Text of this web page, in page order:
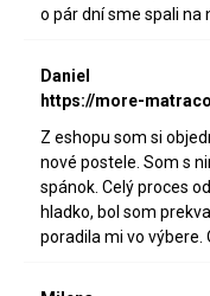
o pár dní sme spali na
Daniel
https://more-
Z eshopu som si
nové postele. Som s
spánok. Celý proces
hladko, bol som
poradila mi vo výbere.